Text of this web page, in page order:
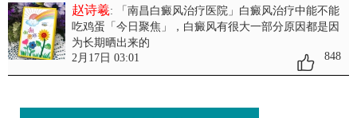
赵诗羲: 「南昌白癜风治疗医院」白癜风治疗中能不能
吃鸡蛋「今日聚焦」
，白癜风有很大一部分原因都是因
为长期晒出来的
2月17日 03:01
848